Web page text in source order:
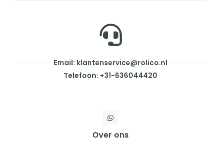
Email: klantenservice@rolico.nl
Telefoon: +31-636044420
Over ons